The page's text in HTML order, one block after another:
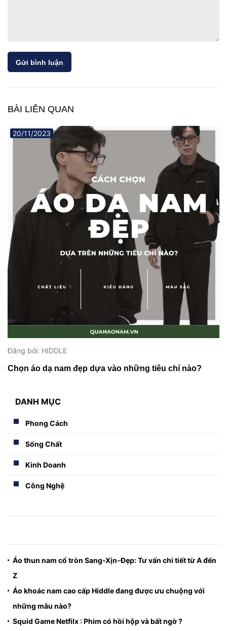
Gửi bình luận
BÀI LIÊN QUAN
20/11/2023
Đăng bởi: HIDDLE
Chọn áo dạ nam đẹp dựa vào những tiêu chí nào?
DANH MỤC
Phong Cách
Sống Chất
Kinh Doanh
Công Nghệ
Áo thun nam cổ tròn Sang-Xịn-Đẹp: Tư vấn chi tiết từ A đến
Z
Áo khoác nam cao cấp Hiddle đang được ưu chuộng với
những mẫu nào?
Squid Game Netfilx : Phim có hồi hộp và bất ngờ ?